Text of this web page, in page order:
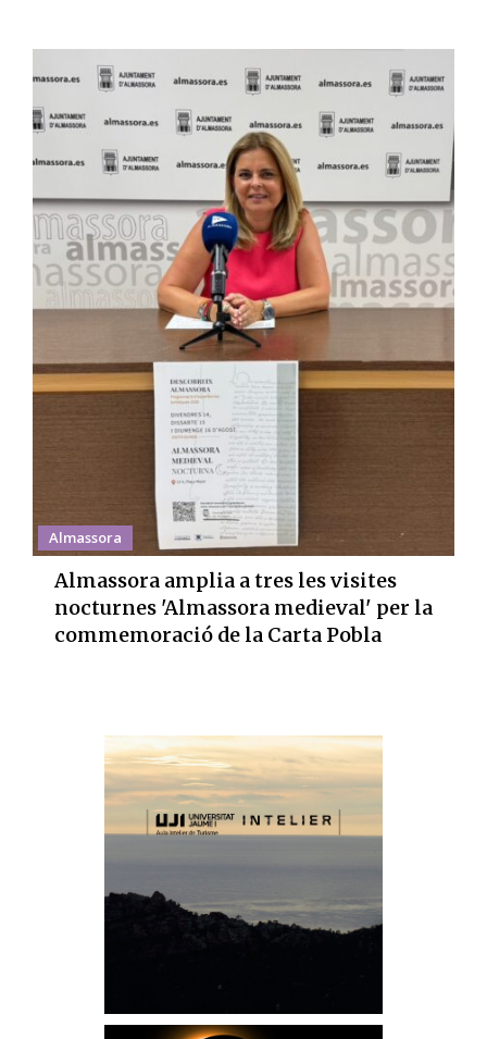
Almassora
Almassora amplia a tres les visites
nocturnes 'Almassora medieval' per la
commemoració de la Carta Pobla